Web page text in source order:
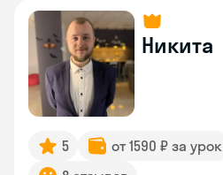
Никита
5 от 1590 ₽ за урок